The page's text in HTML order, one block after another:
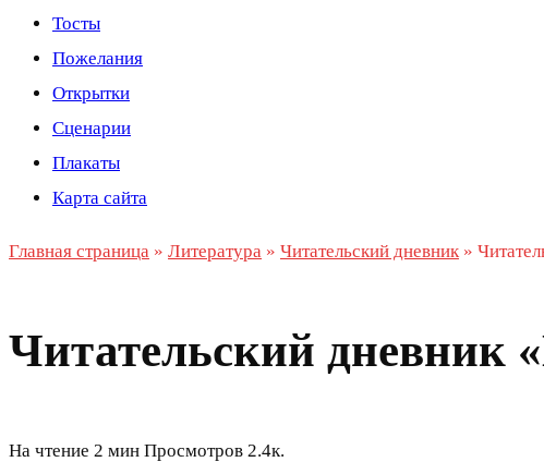
Тосты
Пожелания
Открытки
Сценарии
Плакаты
Карта сайта
Главная страница » Литература » Читательский дневник »
Читательский
На чтение 2 мин Просмотров 2.4к.